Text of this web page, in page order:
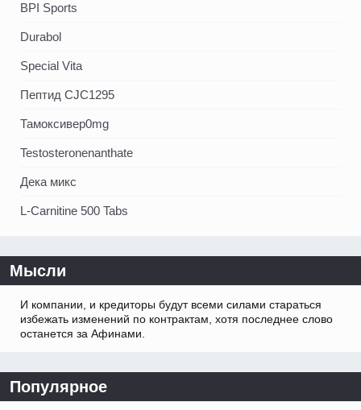
BPI Sports
Durabol
Special Vita
Пептид CJC1295
Тамоксивер0mg
Testosteronenanthate
Дека микс
L-Carnitine 500 Tabs
Мысли
И компании, и кредиторы будут всеми силами стараться
избежать изменений по контрактам, хотя последнее слово
останется за Афинами.
Популярное